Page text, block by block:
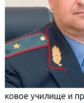
ковое училище и